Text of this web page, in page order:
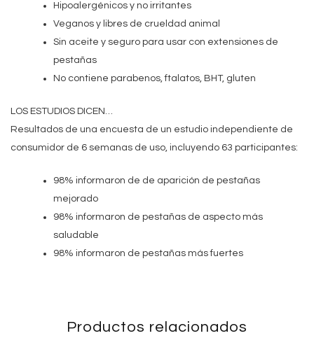
Hipoalergénicos y no irritantes
Veganos y libres de crueldad animal
Sin aceite y seguro para usar con extensiones de
pestañas
No contiene parabenos, ftalatos, BHT, gluten
LOS ESTUDIOS DICEN…
Resultados de una encuesta de un estudio independiente de
consumidor de 6 semanas de uso, incluyendo 63 participantes:
98% informaron de de aparición de pestañas
mejorado
98% informaron de pestañas de aspecto más
saludable
98% informaron de pestañas más fuertes
Productos relacionados